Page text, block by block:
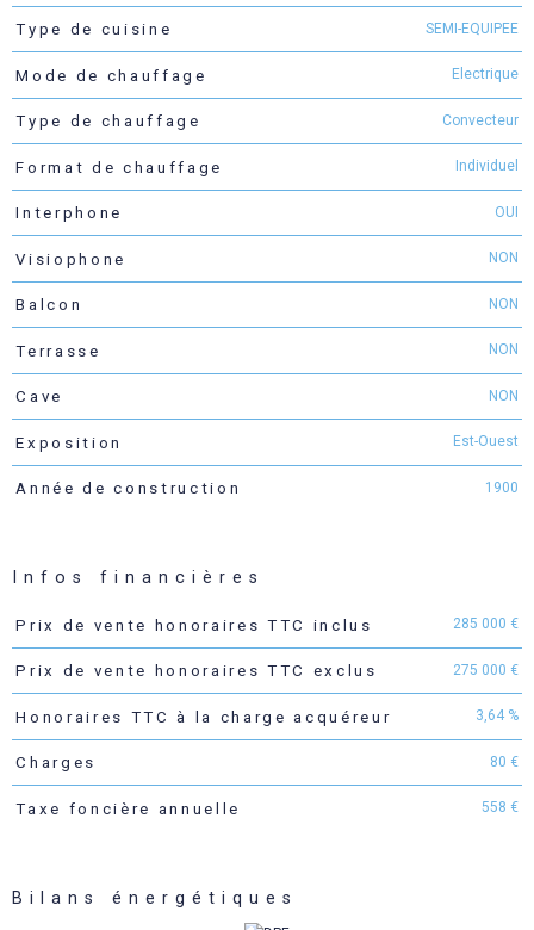
Type de cuisine SEMI-EQUIPEE
Mode de chauffage Electrique
Type de chauffage Convecteur
Format de chauffage Individuel
Interphone OUI
Visiophone NON
Balcon NON
Terrasse NON
Cave NON
Exposition Est-Ouest
Année de construction 1900
Infos financières
Caractéristiques Valeurs
Prix de vente honoraires TTC inclus 285 000 €
Prix de vente honoraires TTC exclus 275 000 €
Honoraires TTC à la charge acquéreur 3,64 %
Charges 80 €
Taxe foncière annuelle 558 €
Bilans énergétiques